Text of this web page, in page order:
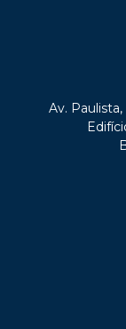
Av. Paulista,